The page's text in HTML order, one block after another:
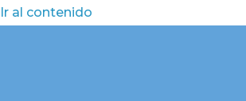
Ir al contenido